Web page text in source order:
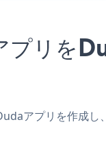
リを
アプリを作成